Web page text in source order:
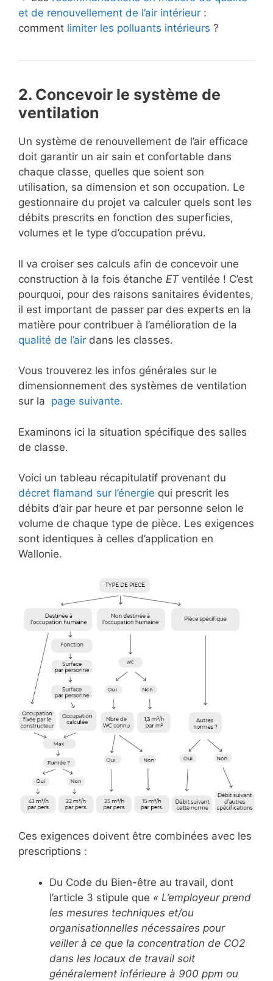
et de renouvellement de l’air intérieur :
comment limiter les polluants intérieurs ?
2. Concevoir le système de
ventilation
Un système de renouvellement de l’air efficace
doit garantir un air sain et confortable dans
chaque classe, quelles que soient son
utilisation, sa dimension et son occupation. Le
gestionnaire du projet va calculer quels sont les
débits prescrits en fonction des superficies,
volumes et le type d’occupation prévu.
Il va croiser ses calculs afin de concevoir une
construction à la fois étanche ET ventilée ! C’est
pourquoi, pour des raisons sanitaires évidentes,
il est important de passer par des experts en la
matière pour contribuer à l’amélioration de la
qualité de l’air dans les classes.
Vous trouverez les infos générales sur le
dimensionnement des systèmes de ventilation
sur la page suivante.
Examinons ici la situation spécifique des salles
de classe.
Voici un tableau récapitulatif provenant du
décret flamand sur l’énergie qui prescrit les
débits d’air par heure et par personne selon le
volume de chaque type de pièce. Les exigences
sont identiques à celles d’application en
Wallonie.
Ces exigences doivent être combinées avec les
prescriptions :
Du Code du Bien-être au travail, dont
l’article 3 stipule que « L’employeur prend
les mesures techniques et/ou
organisationnelles nécessaires pour
veiller à ce que la concentration de CO2
dans les locaux de travail soit
généralement inférieure à 900 ppm ou